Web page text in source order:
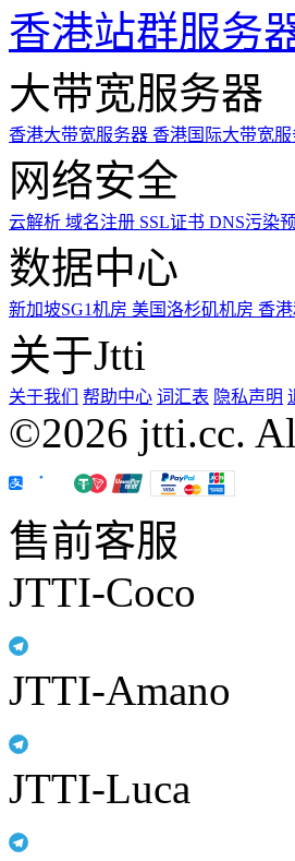
香港站群服务
大带宽服务器
香港大带宽服务器 香港国际大带宽
网络安全
云解析 域名注册 SSL证书 DNS污染
数据中心
新加坡SG1机房 美国洛杉矶机房 香
关于Jtti
关于我们 帮助中心 词汇表 隐私声明
©2026 jtti.cc.
售前客服
JTTI-Coco
JTTI-Amano
JTTI-Luca